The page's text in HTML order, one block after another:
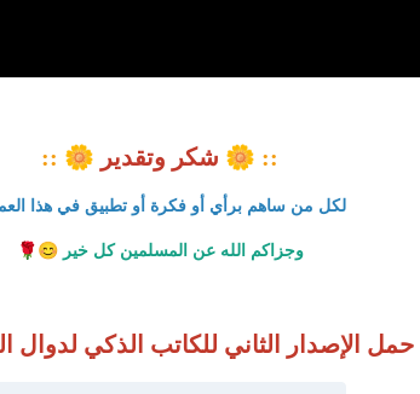
::
🌼 شكر وتقدير 🌼
::
لكل من ساهم برأي أو فكرة أو تطبيق في هذا
وجزاكم الله عن المسلمين كل خير 😊
🌹
حمل الإصدار الثاني للكاتب الذكي لدوال